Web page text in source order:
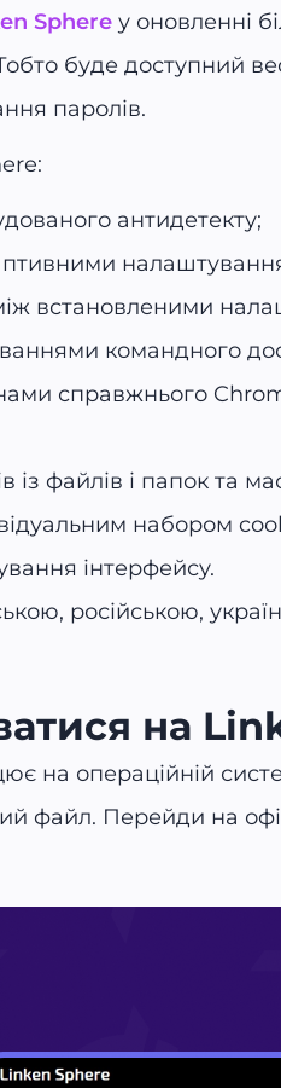
Sphere у оновленні
буде доступний
паролів.
антидетекту;
встановленими
командного
справжнього
із файлів і папок та
набором
інтерфейсу.
російською,
на
на операційній
файл. Перейди на